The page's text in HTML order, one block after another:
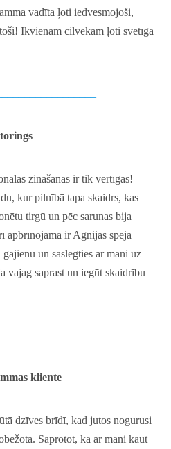
vadīta ļoti iedvesmojoši,
Ikvienam cilvēkam ļoti svētīga
zināšanas ir tik vērtīgas!
kur pilnībā tapa skaidrs, kas
tirgū un pēc sarunas bija
apbrīnojama ir Agnijas spēja
un saslēgties ar mani uz
vajag saprast un iegūt skaidrību
kliente
dzīves brīdī, kad jutos nogurusi
Saprotot, ka ar mani kaut